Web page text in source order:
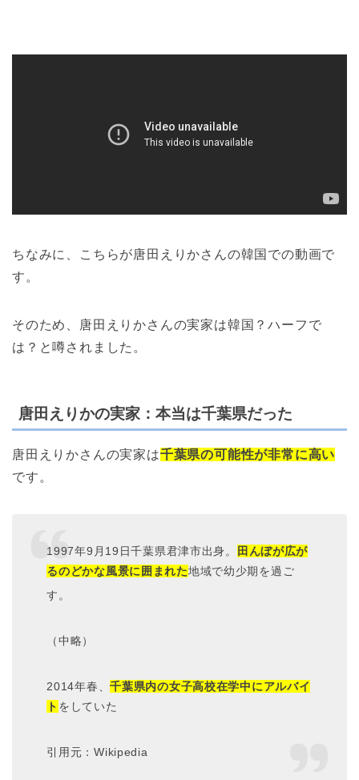
ちなみに、こちらが唐田えりかさんの韓国での動画で
す。
そのため、唐田えりかさんの実家は韓国？ハーフで
は？と噂されました。
唐田えりかの実家：本当は千葉県だった
唐田えりかさんの実家は千葉県の可能性が非常に高い
です 。
1997年9月19日千葉県君津市出身。
田んぼが広が
るのどかな風景に囲まれた地域で幼少期を過ご
す 。
（中略）
2014年春、千葉県内の女子高校在学中にアルバイ
ト をしていた
引用元：Wikipedia